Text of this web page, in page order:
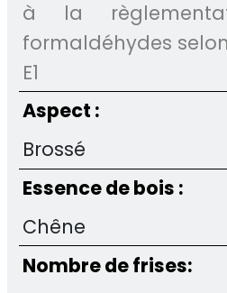
à la
formaldéhydes selon
E1
Aspect :
Brossé
Essence de bois :
Chêne
Nombre de frises: